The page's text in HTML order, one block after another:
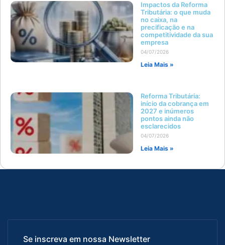
Impactos da Reforma
Tributária: o que muda
no caixa, na
precificação e na
competitividade da sua
empresa
04/07/2026
Leia Mais »
Reforma Tributária:
início da cobrança em
2027 e inúmeros
pontos ainda não
esclarecidos
04/07/2026
Leia Mais »
Se inscreva em nossa Newsletter